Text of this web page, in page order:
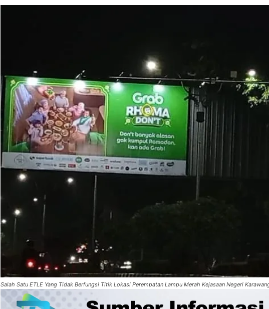
Salah Satu ETLE Yang Tidak Berfungsi Titik Lokasi Perempatan Lampu Merah Kejasaan Negeri